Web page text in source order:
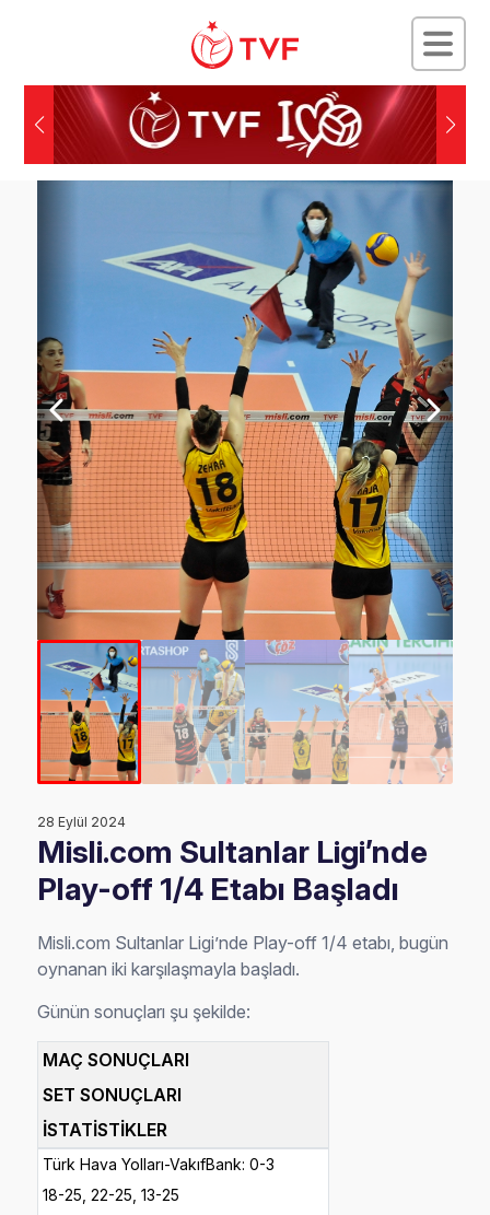
28 Eylül 2024
Misli.com Sultanlar Ligi’nde
Play-off 1/4 Etabı Başladı
Misli.com Sultanlar Ligi’nde Play-off 1/4 etabı, bugün
oynanan iki karşılaşmayla başladı.
Günün sonuçları şu şekilde:
MAÇ SONUÇLARI
SET SONUÇLARI
İSTATİSTİKLER
Türk Hava Yolları-VakıfBank: 0-3
18-25, 22-25, 13-25